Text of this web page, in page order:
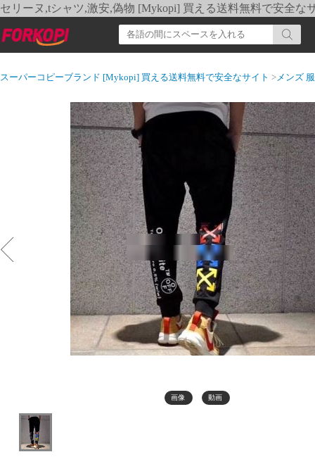
セリーヌ,tシャツ,激安,偽物 [Mykopi] 買える送料無料で安全な
スーパーコピーブランド [Mykopi] 買える送料無料で安全なサイト >メンズ 服
画像 動画